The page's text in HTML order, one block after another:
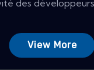
des développeurs...
View More